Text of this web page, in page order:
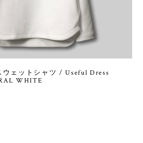
ウェットシャツ / Useful Dress
WHITE